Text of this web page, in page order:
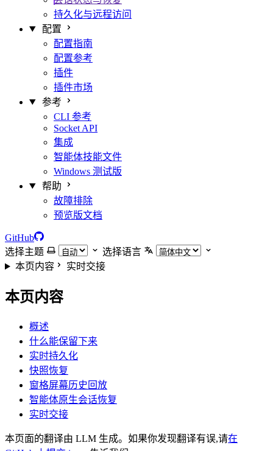
持久化与远程访问
配置
配置指南
配置参考
插件
插件市场
参考
CLI 参考
Socket API
集成
智能体技能文件
Windows 测试版
帮助
故障排除
预览版文档
GitHub
选择主题
选择语言
本页内容
实时交接
本页内容
概述
什么能保留下来
实时持久化
快照恢复
窗格屏幕历史回放
智能体原生会话恢复
实时交接
本页面的翻译由 LLM 生成。如果你发现翻译有误,请在